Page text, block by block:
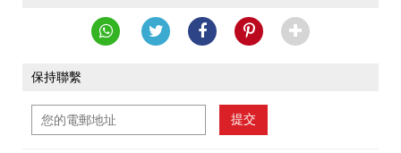
保持聯繫
提交